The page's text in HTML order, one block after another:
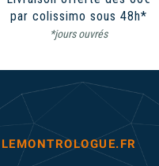
par colissimo sous 48h*
*jours ouvrés
LEMONTROLOGUE.FR